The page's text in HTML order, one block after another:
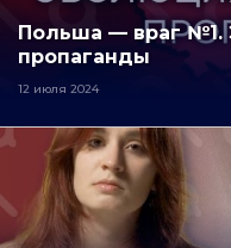
Польша — враг №1.
пропаганды
12 июля 2024